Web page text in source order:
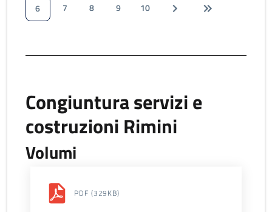
6
7 8 9 10
Congiuntura servizi e
costruzioni Rimini
Volumi
PDF (329KB)